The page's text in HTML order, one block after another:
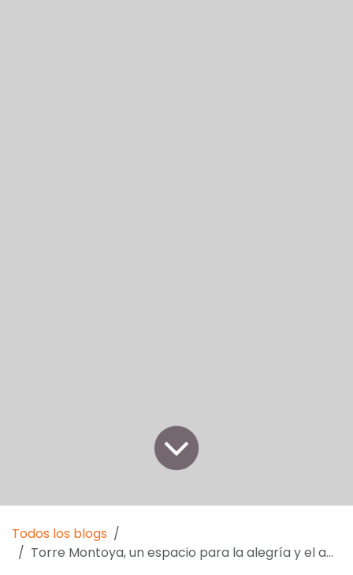
Todos los blogs
Torre Montoya, un espacio para la alegría y el aprendizaje